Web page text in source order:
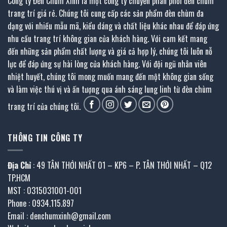
trang trí giá rẻ. Chúng tôi cung cấp các sản phẩm đèn chùm đa
dạng với nhiều mẫu mã, kiểu dáng và chất liệu khác nhau để đáp ứng
nhu cầu trang trí không gian của khách hàng. Với cam kết mang
đến những sản phẩm chất lượng và giá cả hợp lý, chúng tôi luôn nỗ
lực để đáp ứng sự hài lòng của khách hàng. Với đội ngũ nhân viên
nhiệt huyết, chúng tôi mong muốn mang đến một không gian sống
và làm việc thú vị và ấn tượng qua ánh sáng lung linh từ đèn chùm
trang trí của chúng tôi.
THÔNG TIN CÔNG TY
Địa Chỉ : 49 TÂN THỚI NHẤT 01 – KP6 – P. TÂN THỚI NHẤT – Q12
TP.HCM
MST : 0315031001-001
Phone : 0934.115.897
Email : denchumxinh@gmail.com